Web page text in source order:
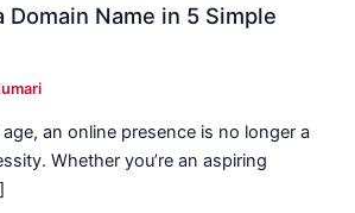
Domain Name in 5 Simple
age, an online presence is no longer a
Whether you’re an aspiring